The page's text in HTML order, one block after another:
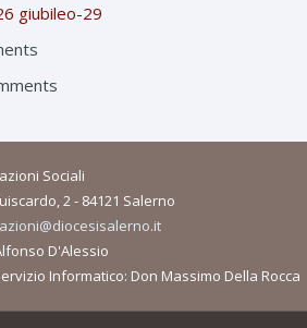
giubileo-29
Sociali
2 - 84121 Salerno
D'Alessio
Informatico: Don Massimo Della Rocca